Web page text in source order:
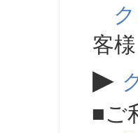
客様
▶
■ご